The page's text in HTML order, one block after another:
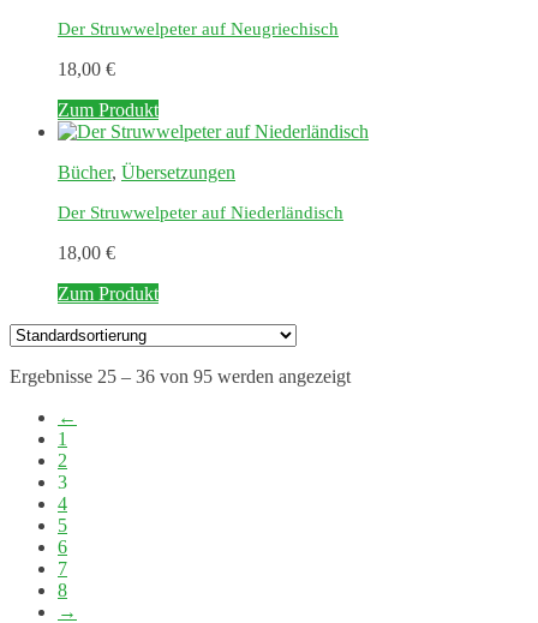
Der Struwwelpeter auf Neugriechisch
18,00 €
Zum Produkt
Bücher, Übersetzungen
Der Struwwelpeter auf Niederländisch
18,00 €
Zum Produkt
Ergebnisse 25 – 36 von 95 werden angezeigt
←
1
2
3
4
5
6
7
8
→